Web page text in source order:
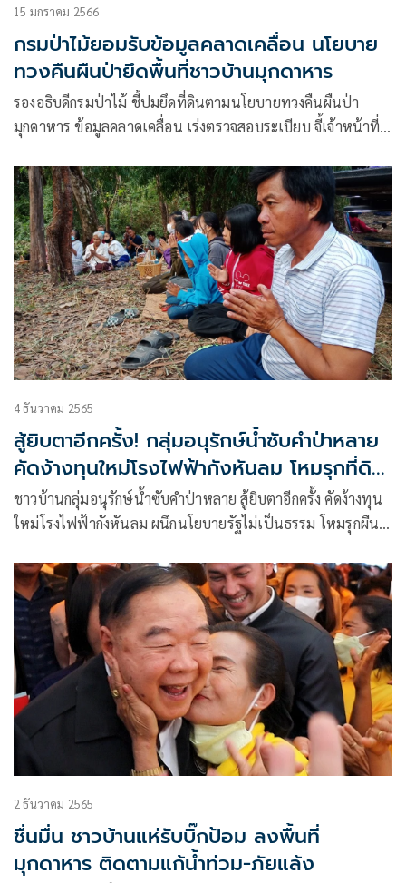
15 มกราคม 2566
กรมป่าไม้ยอมรับข้อมูลคลาดเคลื่อน นโยบาย
ทวงคืนผืนป่ายึดพื้นที่ชาวบ้านมุกดาหาร
รองอธิบดีกรมป่าไม้ ชี้ปมยึดที่ดินตามนโยบายทวงคืนผืนป่า
มุกดาหาร ข้อมูลคลาดเคลื่อน เร่งตรวจสอบระเบียบ จี้เจ้าหน้าที่
4 ธันวาคม 2565
สู้ยิบตาอีกครั้ง! กลุ่มอนุรักษ์น้ำซับคำป่าหลาย
คัดง้างทุนใหม่โรงไฟฟ้ากังหันลม โหมรุกที่ดิน
ทำกิน
ชาวบ้านกลุ่มอนุรักษ์น้ำซับคำป่าหลาย สู้ยิบตาอีกครั้ง คัดง้างทุน
ใหม่โรงไฟฟ้ากังหันลม ผนึกนโยบายรัฐไม่เป็นธรรม โหมรุกผืน
2 ธันวาคม 2565
ชื่นมื่น ชาวบ้านแห่รับบิ๊กป้อม ลงพื้นที่
มุกดาหาร ติดตามแก้น้ำท่วม-ภัยแล้ง